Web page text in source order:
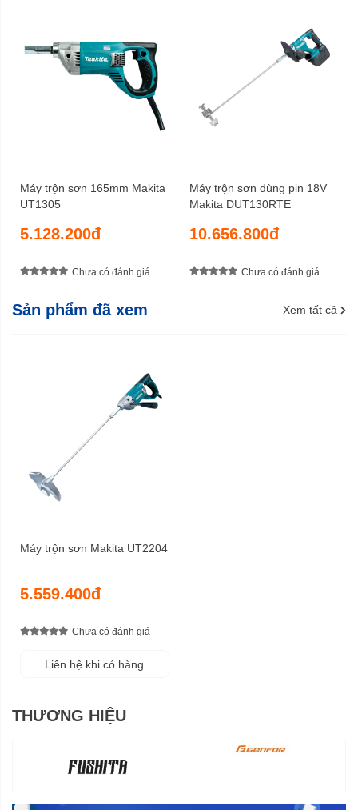
Máy trộn sơn 165mm Makita
UT1305
5.128.200đ
Chưa có đánh giá
Máy trộn sơn dùng pin 18V
Makita DUT130RTE
10.656.800đ
Chưa có đánh giá
Sản phẩm đã xem Xem tất cả
Máy trộn sơn Makita UT2204
5.559.400đ
Chưa có đánh giá
Liên hệ khi có hàng
THƯƠNG HIỆU